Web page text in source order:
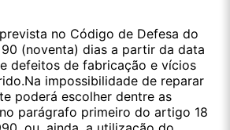
no Código de Defesa do
(noventa) dias a partir da data
defeitos de fabricação e vícios
impossibilidade de reparar
poderá escolher dentre as
parágrafo primeiro do artigo 18